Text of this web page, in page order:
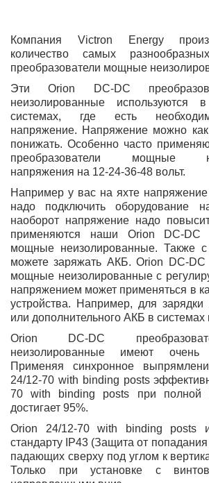
Компания Victron Energy
количество самых
преобразователи мощные
Эти Orion DC-DC
неизолированные
системах, где есть
напряжение. Напряжение можно
понижать. Особенно часто
преобразователи мощные
напряжения на 12-24-36-48 вольт.
Например у вас на яхте
надо подключить оборудование
наоборот напряжение надо
применяются наши Orion DC-DC
мощные неизолированные. Также
можете заряжать АКБ. Orion DC-DC
мощные неизолированные c
напряжением может применяться в
устройства. Например, для
или дополнительного АКБ в системах
Orion DC-DC
неизолированные имеют
Применяя синхронное
24/12-70 with binding posts
70 with binding posts при полной
достигает 95%.
Orion 24/12-70 with binding posts
стандарту IP43 (Защита от попадания
падающих сверху под углом к
Только при установке с